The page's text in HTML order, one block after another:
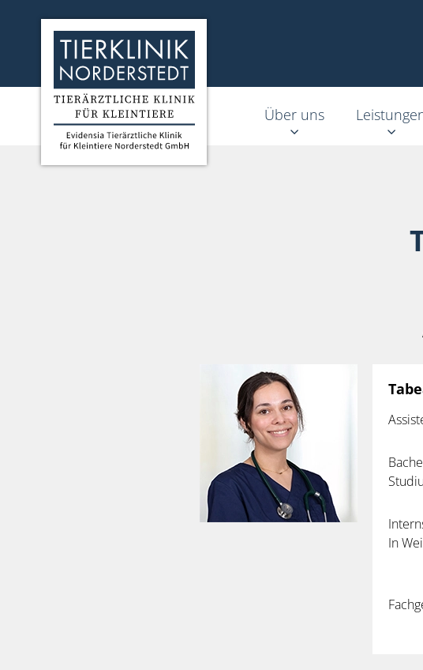
Homepage Tierklinik Norderstedt
Über uns
In